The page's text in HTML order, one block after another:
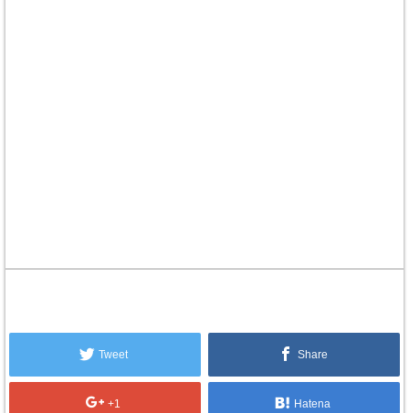
Tweet Share
+1 Hatena